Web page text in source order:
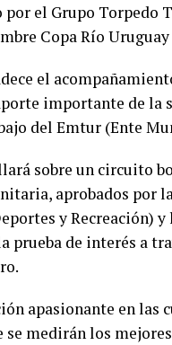
el Grupo Torpedo
Copa Río
el
importante de la
del Emtur (Ente
sobre un circuito
aprobados por
y Recreación)
prueba de interés a
apasionante en las
se medirán los